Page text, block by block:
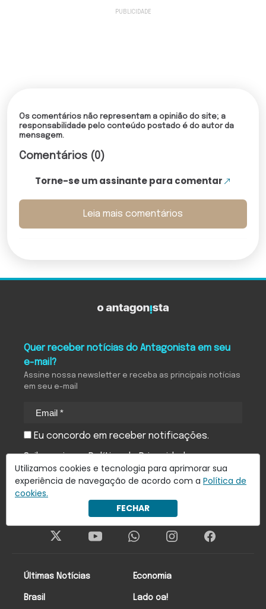
Os comentários não representam a opinião do site; a
responsabilidade pelo conteúdo postado é do autor da
mensagem.
Comentários (0)
Torne-se um assinante para comentar
Leia mais comentários
Utilizamos cookies e tecnologia para aprimorar sua
experiência de navegação de acordo com a Política de
cookies.
FECHAR
Últimas Notícias
Brasil
Economia
Lado oa!
Quer receber notícias do Antagonista em seu
e-mail?
Assine nossa newsletter e receba as principais notícias
em seu e-mail
Eu concordo em receber notificações.
Saiba mais emPolítica de Privacidade.
Inscreva-se